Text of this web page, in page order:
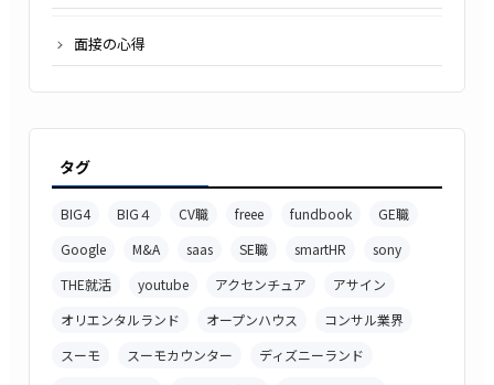
面接の心得
タグ
BIG4 BIG４ CV職 freee fundbook
GE職
Google
M&A saas SE職 smartHR
sony
THE就活
youtube アクセンチュア
アサイン
オリエンタルランド
オープンハウス
コンサル業界
スーモ
スーモカウンター
ディズニーランド